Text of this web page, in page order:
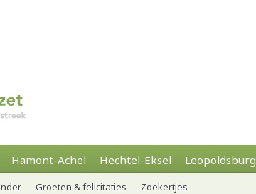
Hamont-Achel Hechtel-Eksel Leopoldsburg
Groeten & felicitaties Zoekertjes